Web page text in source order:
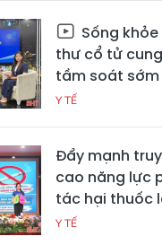
Sống khỏe
thư cổ tử
tầm soát sớm
Y TẾ
Đẩy mạnh
cao năng lực
tác hại thuốc
Y TẾ